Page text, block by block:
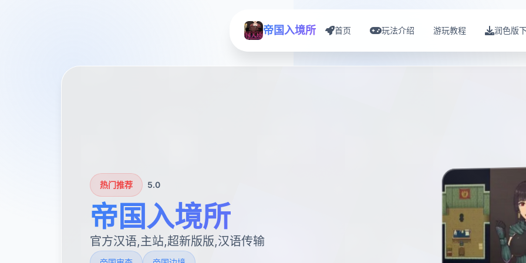
帝国入境所 首页 玩法介绍 游玩教程 润色版
热门推荐 5.0
帝国入境所
官方汉语,主站,超新版版,汉语传输